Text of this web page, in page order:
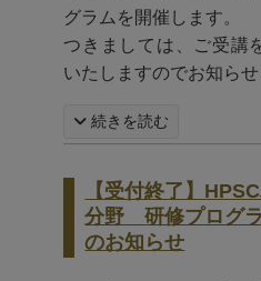
グラムを開催します。
つきましては、ご受講
いたしますのでお知らせ
続きを読む
【受付終了】
分野 研修プログ
のお知らせ